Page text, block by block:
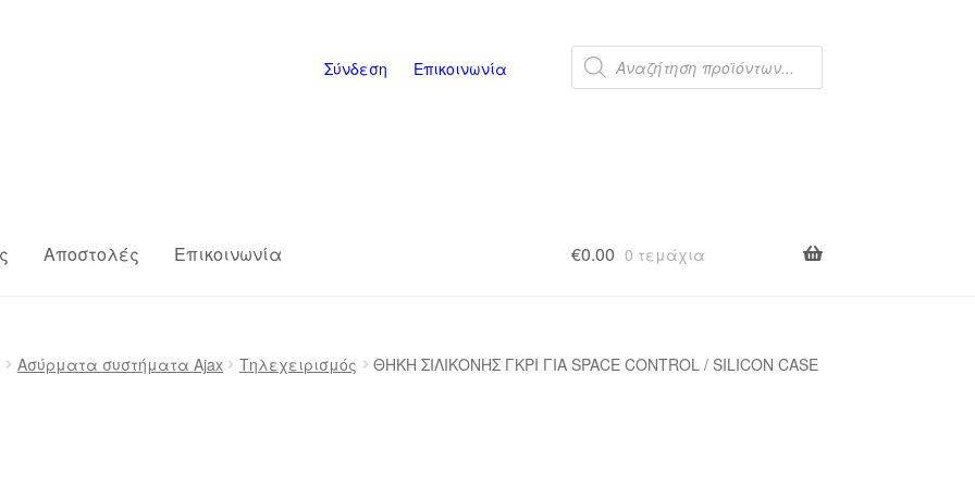
Σύνδεση Επικοινωνία
Products
search
Αποστολές Επικοινωνία
Πληρωμές Σύνδεση
€0.00 0 τεμάχια
Ασύρματα συστήματα Ajax Τηλεχειρισμός
ΘΗΚΗ ΣΙΛΙΚΟΝΗΣ ΓΚΡΙ ΓΙΑ SPACE CONTROL / SILICON CASE